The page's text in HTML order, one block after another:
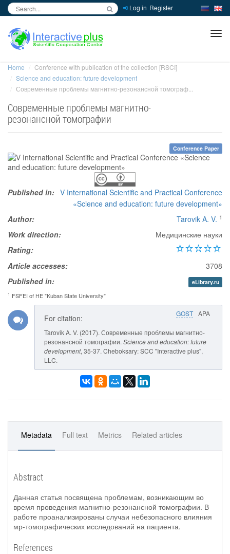
Log in Register
Home
Conference with publication of the collection [RSCI]
Science and education: future development
Современные проблемы магнитно-резонансной томограф...
Современные проблемы магнитно-
резонансной томографии
Conference Paper
Published in: V International Scientific and Practical Conference
«Science and education: future development»
Author:
Tarovik A. V. 1
Work direction:
Медицинские науки
Rating:
Article accesses:
3708
Published in:
eLibrary.ru
1 FSFEI of HE "Kuban State University"
GOST APA
For citation:
Tarovik A. V. (2017). Современные проблемы магнитно-
резонансной томографии. Science and education: future
development, 35-37. Cheboksary: SCC "Interactive plus",
LLC.
Metadata Full text Metrics Related articles
Abstract
Данная статья посвящена проблемам, возникающим во
время проведения магнитно-резонансной томографии. В
работе проанализированы случаи небезопасного влияния
мр-томографических исследований на пациента.
References